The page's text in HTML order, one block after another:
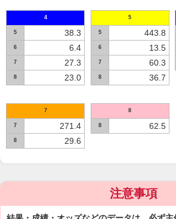
4
5 38.3
6 6.4
7 27.3
8 23.0
5
5 443.8
6 13.5
7 60.3
8 36.7
7
7 271.4
8 29.6
8
8 62.5
注意事項